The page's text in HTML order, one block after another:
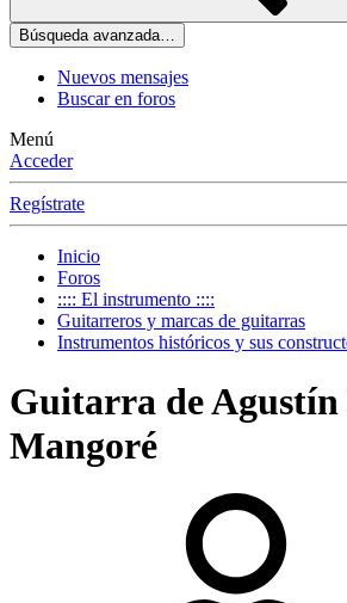
Búsqueda avanzada…
Nuevos mensajes
Buscar en foros
Menú
Acceder
Regístrate
Inicio
Foros
:::: El instrumento ::::
Guitarreros y marcas de guitarras
Instrumentos históricos y sus
Guitarra de
Mangoré